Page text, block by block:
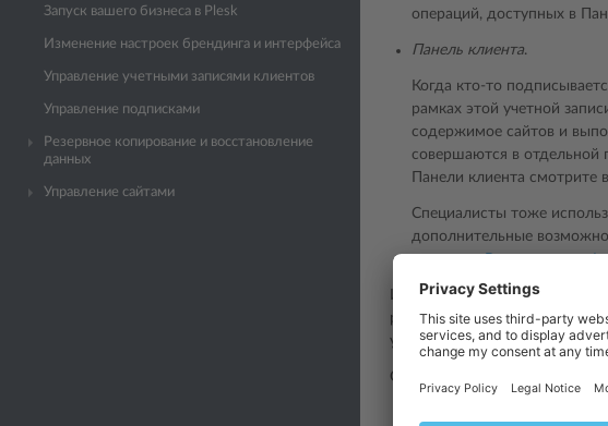
Запуск вашего бизнеса в Plesk
Изменение настроек брендинга и интерфейса
Управление учетными записями клиентов
Управление подписками
Резервное копирование и восстановление
данных
Управление сайтами
операций, доступных в
Панель клиента.
Когда кто-то
рамках этой учетной
содержимое сайтов и
совершаются в отдельной
Панели клиента смотрите
Специалисты тоже
дополнительные
Итак, после входа в Plesk
режиме Power User. Это
управления сайтами и
Однако в следующих случаях